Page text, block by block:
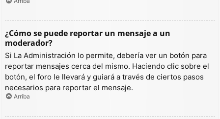
¿Cómo se puede reportar un mensaje a un
moderador?
Si La Administración lo permite, debería ver un botón para
reportar mensajes cerca del mismo. Haciendo clic sobre el
botón, el foro le llevará y guiará a través de ciertos pasos
necesarios para reportar el mensaje.
Arriba